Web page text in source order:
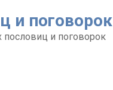
и поговорок
пословиц и поговорок